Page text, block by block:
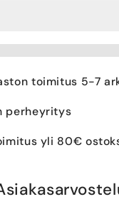
toimitus 5-7
perheyritys
yli 80€